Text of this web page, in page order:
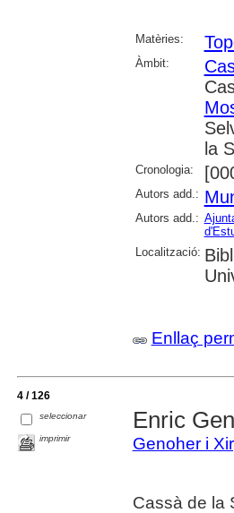
Matèries:
Àmbit:
la
Cronologia:
Autors add.:
Autors add.:
Localització:
Enllaç
4 / 126
seleccionar
imprimir
Enric
Genoher i
Cassà de la